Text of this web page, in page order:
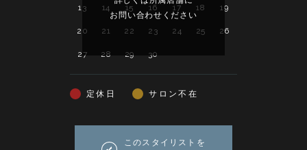
13 14 15 16 17 18 19
20 21 22 23 24 25 26
27 28 29 30
お問い合わせください
定休日 サロン不在
このスタイリストを